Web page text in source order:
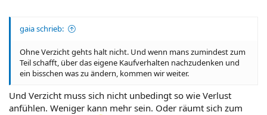
gaia schrieb:
Ohne Verzicht gehts halt nicht. Und wenn mans zumindest zum
Teil schafft, über das eigene Kaufverhalten nachzudenken und
ein bisschen was zu ändern, kommen wir weiter.
Und Verzicht muss sich nicht unbedingt so wie Verlust
anfühlen. Weniger kann mehr sein. Oder räumt sich zum